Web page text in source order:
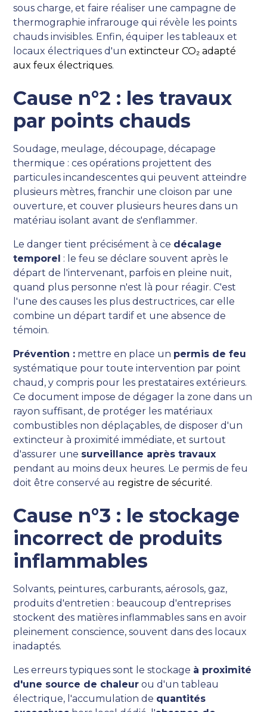
sous charge, et faire réaliser une campagne de
thermographie infrarouge qui révèle les points
chauds invisibles. Enfin, équiper les tableaux et
locaux électriques d'unextincteur CO₂ adapté
aux feux électriques.
Cause n°2 : les travaux
par points chauds
Soudage, meulage, découpage, décapage
thermique : ces opérations projettent des
particules incandescentes qui peuvent atteindre
plusieurs mètres, franchir une cloison par une
ouverture, et couver plusieurs heures dans un
matériau isolant avant de s'enflammer.
Le danger tient précisément à ce décalage
temporel : le feu se déclare souvent après le
départ de l'intervenant, parfois en pleine nuit,
quand plus personne n'est là pour réagir. C'est
l'une des causes les plus destructrices, car elle
combine un départ tardif et une absence de
témoin.
Prévention : mettre en place un permis de feu
systématique pour toute intervention par point
chaud, y compris pour les prestataires extérieurs.
Ce document impose de dégager la zone dans un
rayon suffisant, de protéger les matériaux
combustibles non déplaçables, de disposer d'un
extincteur à proximité immédiate, et surtout
d'assurer une surveillance après travaux
pendant au moins deux heures. Le permis de feu
doit être conservé au registre de sécurité.
Cause n°3 : le stockage
incorrect de produits
inflammables
Solvants, peintures, carburants, aérosols, gaz,
produits d'entretien : beaucoup d'entreprises
stockent des matières inflammables sans en avoir
pleinement conscience, souvent dans des locaux
inadaptés.
Les erreurs typiques sont le stockage à proximité
d'une source de chaleur ou d'un tableau
électrique, l'accumulation de quantités